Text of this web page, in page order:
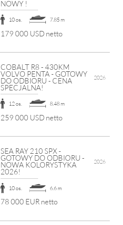
NOWY !
10 os. 7.85 m
179 000 USD netto
COBALT R8 - 430KM
VOLVO PENTA - GOTOWY
DO ODBIORU - CENA
SPECJALNA!
2026
12 os. 8.48 m
259 000 USD netto
SEA RAY 210 SPX -
GOTOWY DO ODBIORU -
NOWA KOLORYSTYKA
2026!
2026
10 os. 6.6 m
78 000 EUR netto